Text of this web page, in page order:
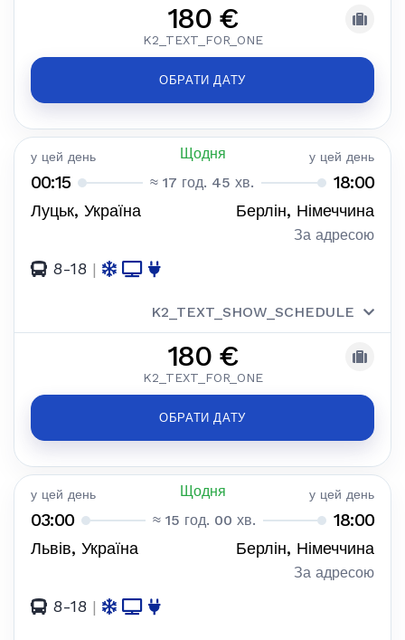
180 €
K2_TEXT_FOR_ONE
ОБРАТИ ДАТУ
у цей день Щодня у цей день
00:15 ≈ 17 год. 45 хв. 18:00
Луцьк, Україна Берлін, Німеччина
За адресою
8-18 |
K2_TEXT_SHOW_SCHEDULE
180 €
K2_TEXT_FOR_ONE
ОБРАТИ ДАТУ
у цей день Щодня у цей день
03:00 ≈ 15 год. 00 хв. 18:00
Львів, Україна Берлін, Німеччина
За адресою
8-18 |